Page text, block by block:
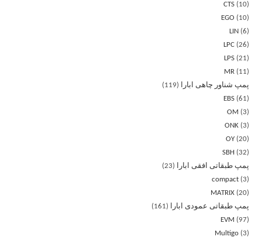
CTS
10
EGO
10
LIN
6
LPC 26
LPS 21
MR
11
پمپ شناور چاهی ابارا
119
EBS 61
OM
3
ONK 3
OY 20
SBH
32
پمپ طبقاتی افقی ابارا
23
compact 3
MATRIX 20
پمپ طبقاتی عمودی ابارا
161
EVM
97
Multigo 3